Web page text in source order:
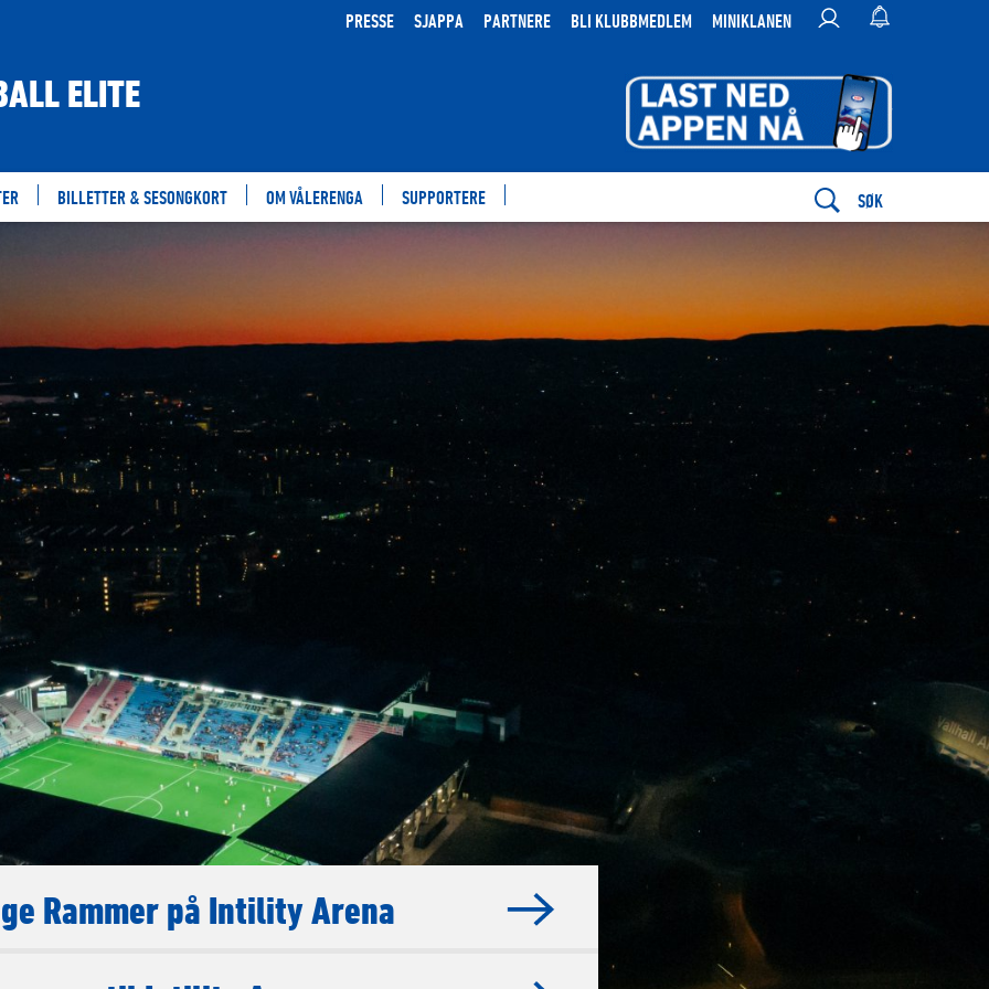
PRESSE SJAPPA PARTNERE BLI KLUBBMEDLEM MINIKLANEN
ELITE
BILLETTER & SESONGKORT OM VÅLERENGA SUPPORTERE SØK
Rammer på Intility Arena